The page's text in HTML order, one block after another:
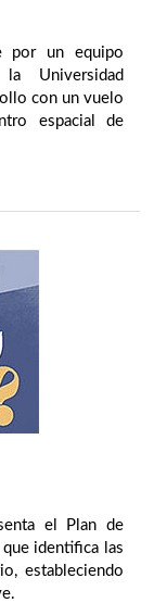
por un equipo
Universidad
con un vuelo
espacial de
el Plan de
identifica las
estableciendo